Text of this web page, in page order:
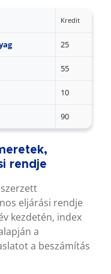
Kredit
25
55
10
90
rendje
eljárási rendje
kezdetén, index
a
a beszámítás